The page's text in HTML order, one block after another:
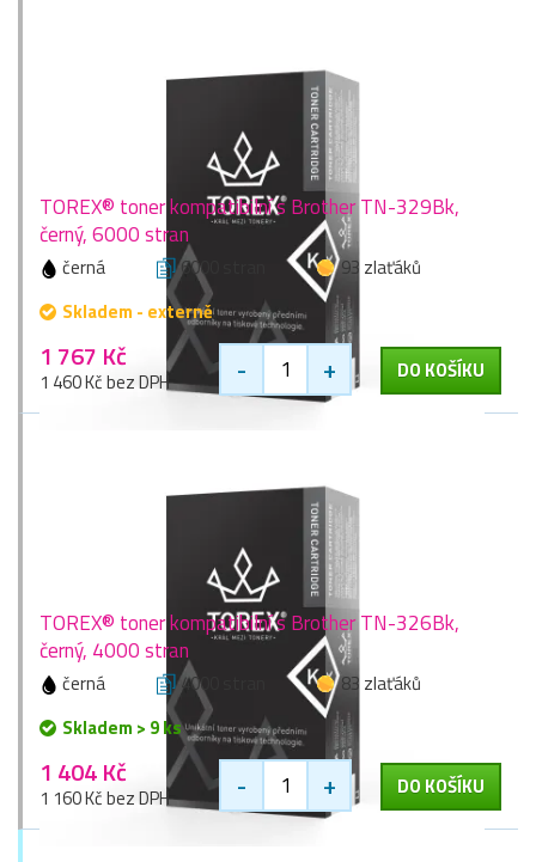
TOREX® toner kompatibilní s Brother TN-329Bk,
černý, 6000 stran
černá 6000 stran
93 zlaťáků
Skladem - externě
1 767 Kč
1 460 Kč bez DPH - + DO KOŠÍKU
TOREX® toner kompatibilní s Brother TN-326Bk,
černý, 4000 stran
černá 4000 stran
83 zlaťáků
Skladem > 9 ks
1 404 Kč
1 160 Kč bez DPH - + DO KOŠÍKU